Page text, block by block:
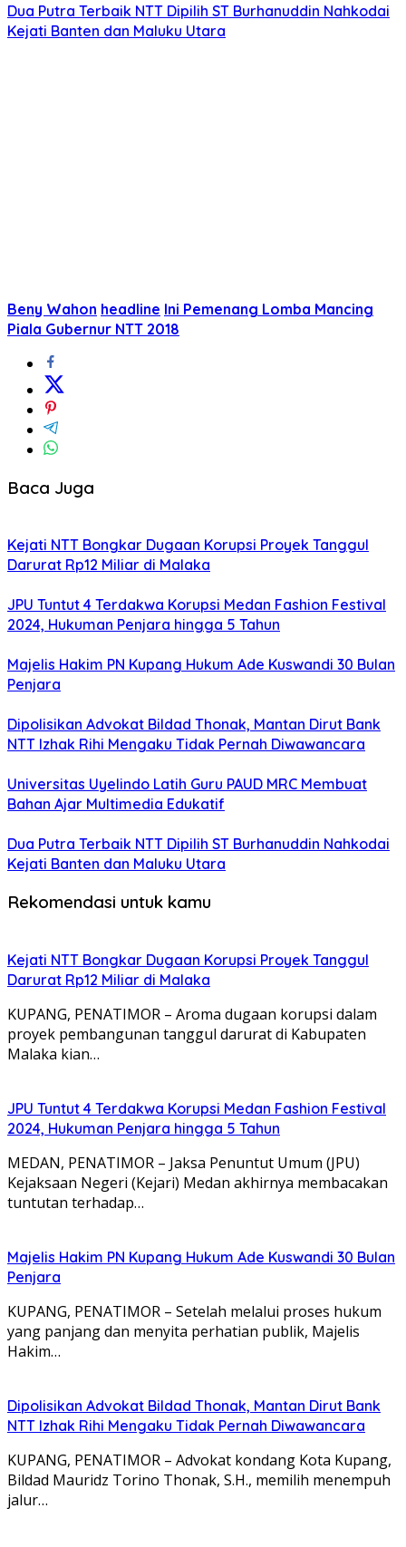
Dua Putra Terbaik NTT Dipilih ST Burhanuddin Nahkodai
Kejati Banten dan Maluku Utara
Beny Wahon headline Ini Pemenang Lomba Mancing
Piala Gubernur NTT 2018
Baca Juga
Kejati NTT Bongkar Dugaan Korupsi Proyek Tanggul
Darurat Rp12 Miliar di Malaka
JPU Tuntut 4 Terdakwa Korupsi Medan Fashion Festival
2024, Hukuman Penjara hingga 5 Tahun
Majelis Hakim PN Kupang Hukum Ade Kuswandi 30 Bulan
Penjara
Dipolisikan Advokat Bildad Thonak, Mantan Dirut Bank
NTT Izhak Rihi Mengaku Tidak Pernah Diwawancara
Universitas Uyelindo Latih Guru PAUD MRC Membuat
Bahan Ajar Multimedia Edukatif
Dua Putra Terbaik NTT Dipilih ST Burhanuddin Nahkodai
Kejati Banten dan Maluku Utara
Rekomendasi untuk kamu
Kejati NTT Bongkar Dugaan Korupsi Proyek Tanggul
Darurat Rp12 Miliar di Malaka
KUPANG, PENATIMOR – Aroma dugaan korupsi dalam
proyek pembangunan tanggul darurat di Kabupaten
Malaka kian…
JPU Tuntut 4 Terdakwa Korupsi Medan Fashion Festival
2024, Hukuman Penjara hingga 5 Tahun
MEDAN, PENATIMOR – Jaksa Penuntut Umum (JPU)
Kejaksaan Negeri (Kejari) Medan akhirnya membacakan
tuntutan terhadap…
Majelis Hakim PN Kupang Hukum Ade Kuswandi 30 Bulan
Penjara
KUPANG, PENATIMOR – Setelah melalui proses hukum
yang panjang dan menyita perhatian publik, Majelis
Hakim…
Dipolisikan Advokat Bildad Thonak, Mantan Dirut Bank
NTT Izhak Rihi Mengaku Tidak Pernah Diwawancara
KUPANG, PENATIMOR – Advokat kondang Kota Kupang,
Bildad Mauridz Torino Thonak, S.H., memilih menempuh
jalur…